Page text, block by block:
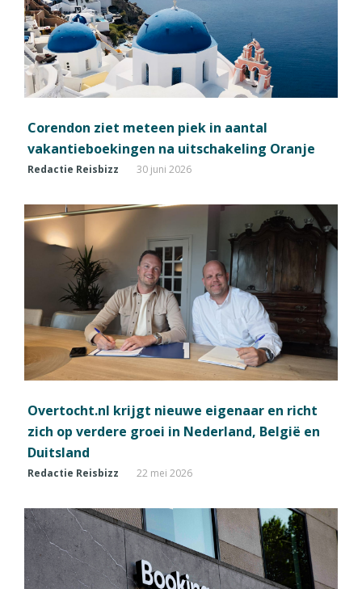
Corendon ziet meteen piek in aantal
vakantieboekingen na uitschakeling Oranje
Redactie Reisbizz 30 juni 2026
Overtocht.nl krijgt nieuwe eigenaar en richt
zich op verdere groei in Nederland, België en
Duitsland
Redactie Reisbizz 22 mei 2026